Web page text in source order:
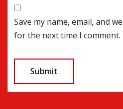
Save my name, email, and
for the next time I comment.